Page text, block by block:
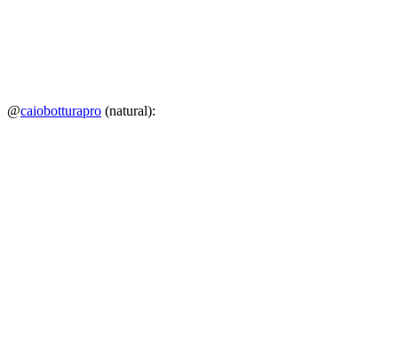
@caiobotturapro (natural):